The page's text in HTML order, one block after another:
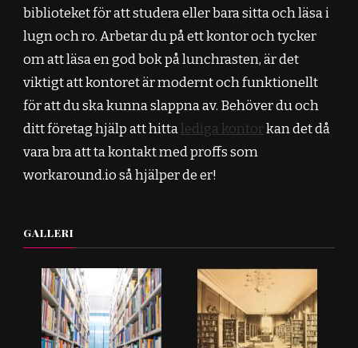
biblioteket för att studera eller bara sitta och läsa i
lugn och ro. Arbetar du på ett kontor och tycker
om att läsa en god bok på lunchrasten, är det
viktigt att kontoret är modernt och funktionellt
för att du ska kunna slappna av. Behöver du och
ditt företag hjälp att hittalediga kontorkan det då
vara bra att ta kontakt med proffs som
workaround.io så hjälper de er!
GALLERI